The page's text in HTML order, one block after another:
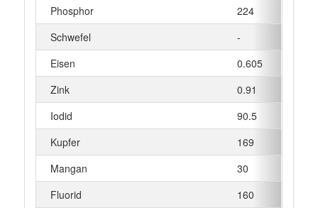
Phosphor
224
Schwefel
-
Eisen
0.605
Zink
0.91
Iodid
90.5
Kupfer
169
Mangan
30
Fluorid
160